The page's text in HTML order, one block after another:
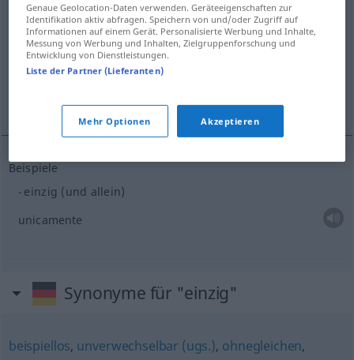
einzig [ˈaɪntsɪç]adv
Übersicht aller Übersetzungen
(Für mehr Details die Übersetzung anklicken/antippen)
Beispiele
einzig (und allein)
unicamente
Synonyme für "einzig"
beispiellos, unverwechselbar (ugs.), ohnegleichen,
Genaue Geolocation-Daten verwenden. Geräteeigenschaften zur
Identifikation aktiv abfragen. Speichern von und/oder Zugriff auf
Informationen auf einem Gerät. Personalisierte Werbung und Inhalte,
Messung von Werbung und Inhalten, Zielgruppenforschung und
Entwicklung von Dienstleistungen.
Liste der Partner (Lieferanten)
Mehr Optionen Akzeptieren